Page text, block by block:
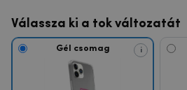
Válassza ki a tok változatát
Gél csomag i